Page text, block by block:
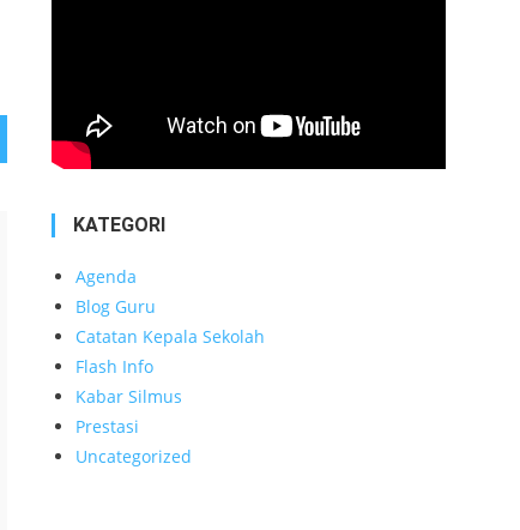
KATEGORI
Agenda
Blog Guru
Catatan Kepala Sekolah
Flash Info
Kabar Silmus
Prestasi
Uncategorized